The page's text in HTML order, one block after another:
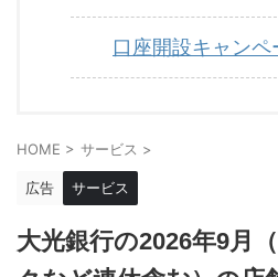
口座開設キャンペ
HOME > サービス >
広告 サービス
大光銀行の2026年9月